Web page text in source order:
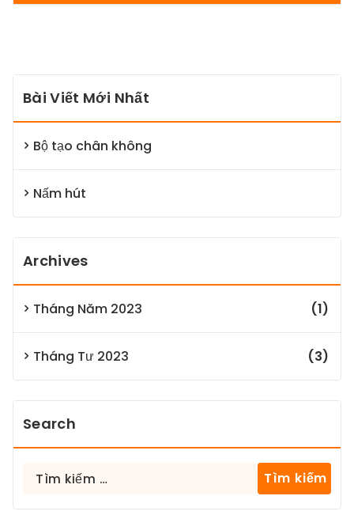
Bài Viết Mới Nhất
Bộ tạo chân không
Nấm hút
Archives
Tháng Năm 2023 (1)
Tháng Tư 2023 (3)
Search
Tìm